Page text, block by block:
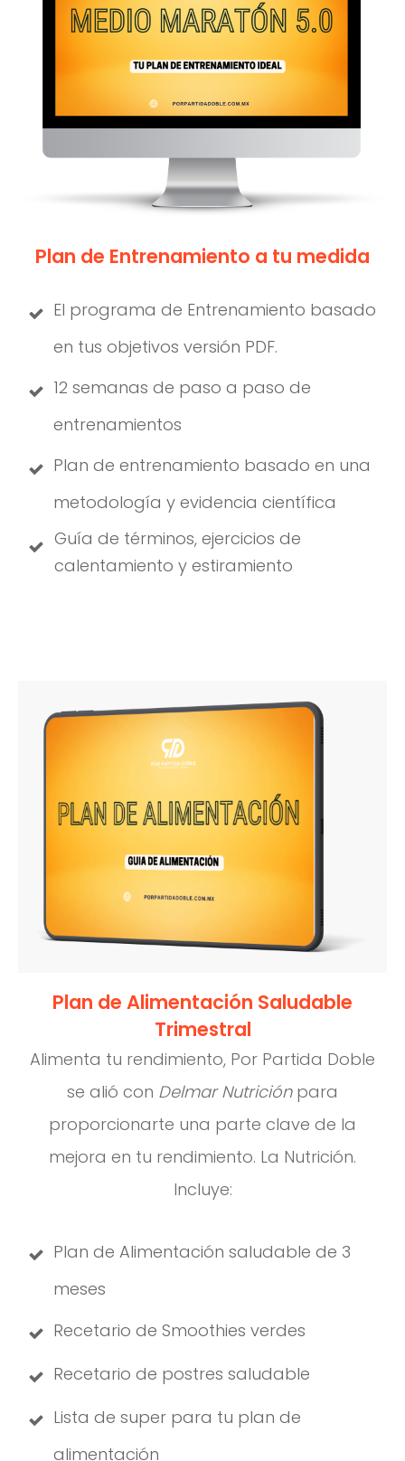
Plan de Entrenamiento a tu medida
El programa de Entrenamiento basado
en tus objetivos versión PDF.
12 semanas de paso a paso de
entrenamientos
Plan de entrenamiento basado en una
metodología y evidencia científica
Guía de términos, ejercicios de
calentamiento y estiramiento
Plan de Alimentación Saludable
Trimestral
Alimenta tu rendimiento, Por Partida Doble
se alió con Delmar Nutriciónpara
proporcionarte una parte clave de la
mejora en tu rendimiento. La Nutrición.
Incluye:
Plan de Alimentación saludable de 3
meses
Recetario de Smoothies verdes
Recetario de postres saludable
Lista de super para tu plan de
alimentación